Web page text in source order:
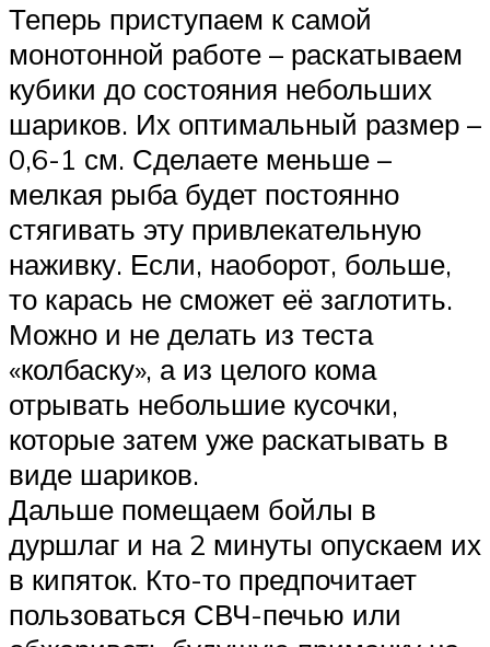
Теперь приступаем к самой
монотонной работе – раскатываем
кубики до состояния небольших
шариков. Их оптимальный размер –
0,6-1 см. Сделаете меньше –
мелкая рыба будет постоянно
стягивать эту привлекательную
наживку. Если, наоборот, больше,
то карась не сможет её заглотить.
Можно и не делать из теста
«колбаску», а из целого кома
отрывать небольшие кусочки,
которые затем уже раскатывать в
виде шариков.
Дальше помещаем бойлы в
дуршлаг и на 2 минуты опускаем их
в кипяток. Кто-то предпочитает
пользоваться СВЧ-печью или